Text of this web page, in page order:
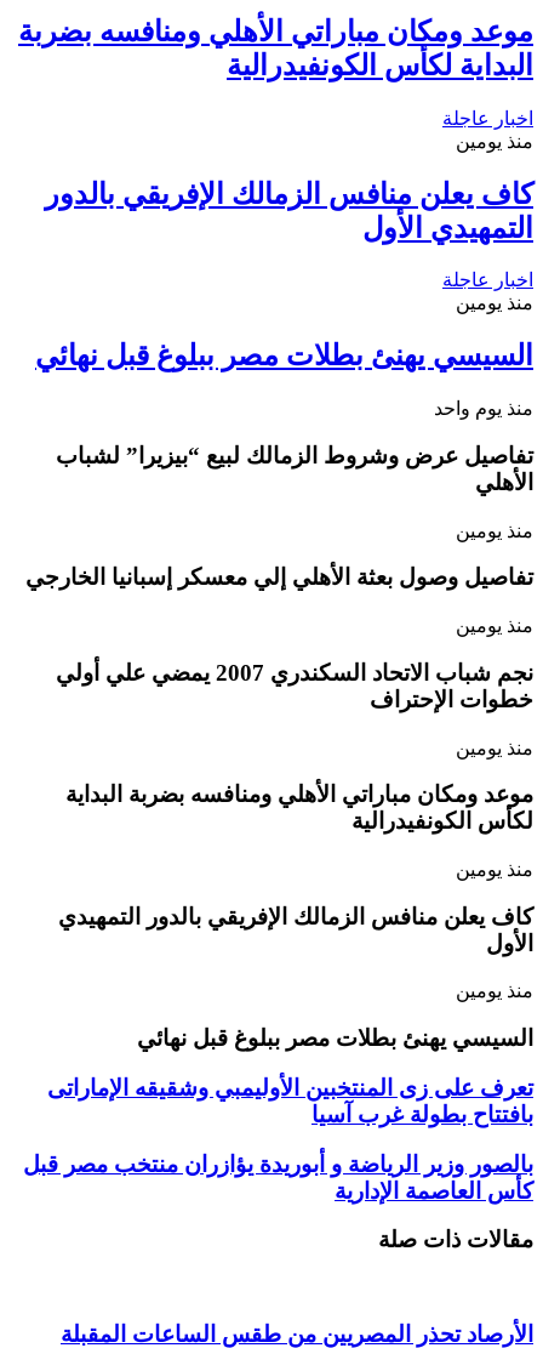
موعد ومكان مباراتي الأهلي ومنافسه بضربة
البداية لكأس الكونفيدرالية
اخبار عاجلة
منذ يومين
كاف يعلن منافس الزمالك الإفريقي بالدور
التمهيدي الأول
اخبار عاجلة
منذ يومين
السيسي يهنئ بطلات مصر ببلوغ قبل نهائي
منذ يوم واحد
تفاصيل عرض وشروط الزمالك لبيع “بيزيرا” لشباب
الأهلي
منذ يومين
تفاصيل وصول بعثة الأهلي إلي معسكر إسبانيا الخارجي
منذ يومين
نجم شباب الاتحاد السكندري 2007 يمضي علي أولي
خطوات الإحتراف
منذ يومين
موعد ومكان مباراتي الأهلي ومنافسه بضربة البداية
لكأس الكونفيدرالية
منذ يومين
كاف يعلن منافس الزمالك الإفريقي بالدور التمهيدي
الأول
منذ يومين
السيسي يهنئ بطلات مصر ببلوغ قبل نهائي
تعرف على زى المنتخبين الأوليمبي وشقيقه الإماراتى
بافتتاح بطولة غرب آسيا
بالصور وزير الرياضة و أبوريدة يؤازران منتخب مصر قبل
كأس العاصمة الإدارية
مقالات ذات صلة
الأرصاد تحذر المصريين من طقس الساعات المقبلة